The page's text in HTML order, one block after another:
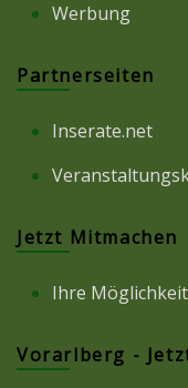
Werbung
Partnerseiten
Inserate.net
Jetzt Mitmachen
Ihre
Vorarlberg -